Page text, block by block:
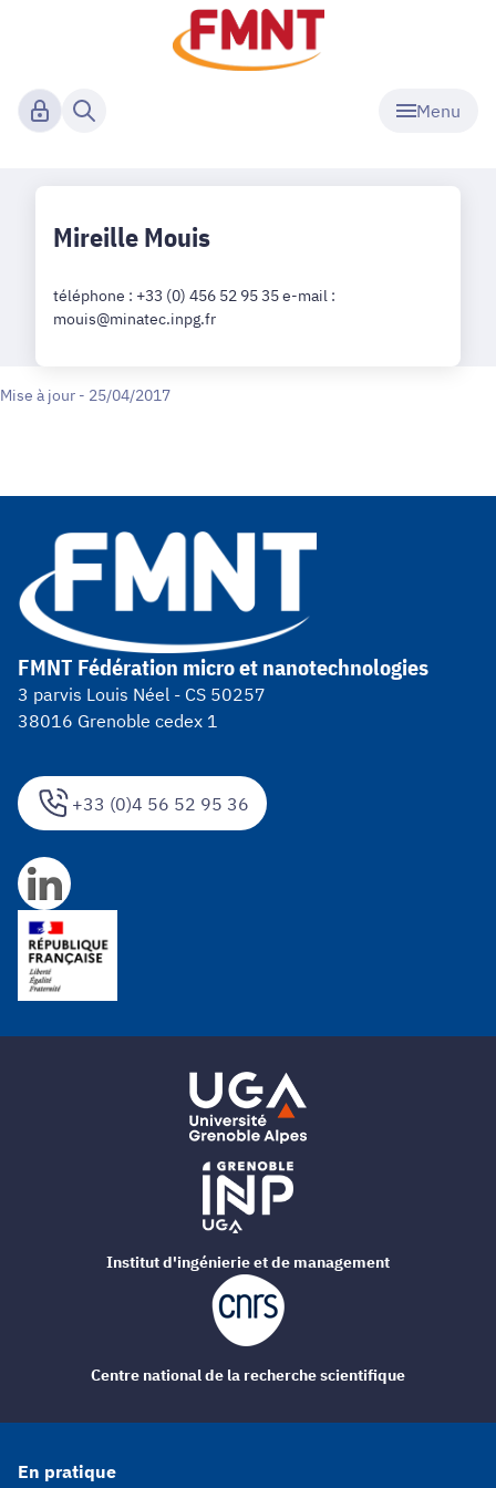
Menu
Mireille Mouis
téléphone : +33 (0) 456 52 95 35 e-mail :
mouis@minatec.inpg.fr
Mise à jour - 25/04/2017
+33 (0)4 56 52 95 36
FMNT Fédération micro et nanotechnologies
3 parvis Louis Néel - CS 50257
38016 Grenoble cedex 1
En pratique
Institut d'ingénierie et de management
Centre national de la recherche scientifique